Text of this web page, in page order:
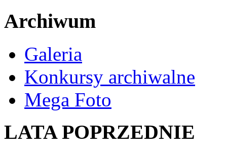
Archiwum
Galeria
Konkursy archiwalne
Mega Foto
LATA POPRZEDNIE